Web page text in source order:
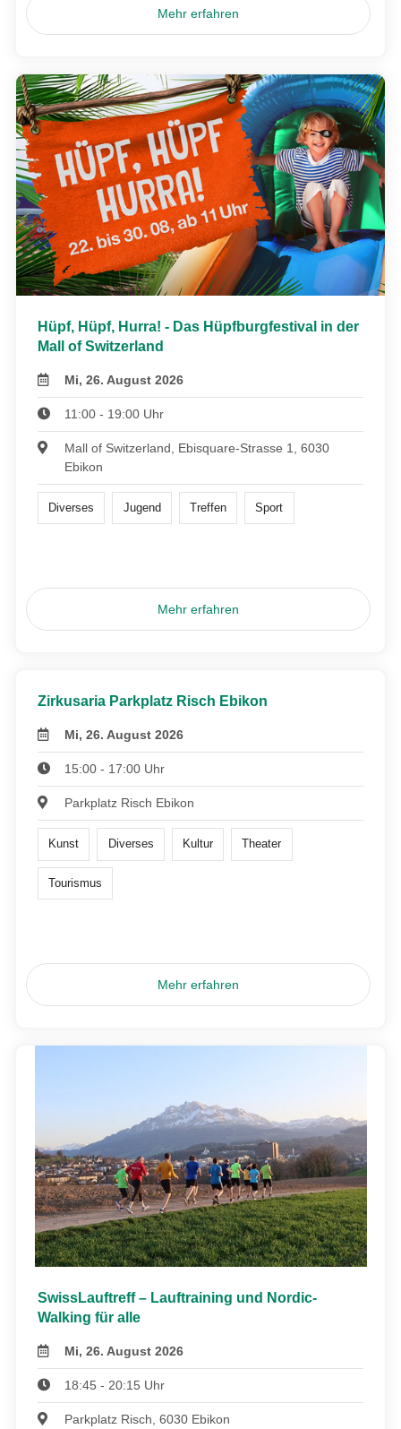
Mehr erfahren
Hüpf, Hüpf, Hurra! - Das Hüpfburgfestival in der
Mall of Switzerland
Mi, 26. August 2026
11:00 - 19:00 Uhr
Mall of Switzerland, Ebisquare-Strasse 1, 6030
Ebikon
Diverses Jugend Treffen Sport
Mehr erfahren
Zirkusaria Parkplatz Risch Ebikon
Mi, 26. August 2026
15:00 - 17:00 Uhr
Parkplatz Risch Ebikon
Kunst Diverses Kultur Theater
Tourismus
Mehr erfahren
SwissLauftreff – Lauftraining und Nordic-
Walking für alle
Mi, 26. August 2026
18:45 - 20:15 Uhr
Parkplatz Risch, 6030 Ebikon